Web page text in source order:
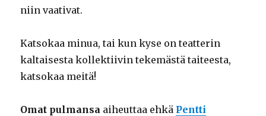
niin vaativat.
Katsokaa minua, tai kun kyse on teatterin
kaltaisesta kollektiivin tekemästä taiteesta,
katsokaa meitä!
Omat pulmansa aiheuttaa ehkä Pentti